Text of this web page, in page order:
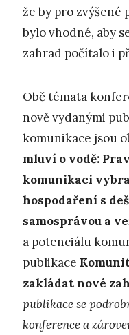
že by pro zvýšené
bylo vhodné, aby
zahrad počítalo i
Obě témata
nově vydanými
komunikace jsou
mluví o vodě:
komunikaci
hospodaření s
samosprávou a
a potenciálu
publikace
zakládat nové
publikace se
konference a